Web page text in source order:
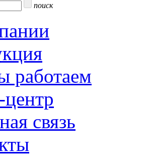
поиск
работаем
связь